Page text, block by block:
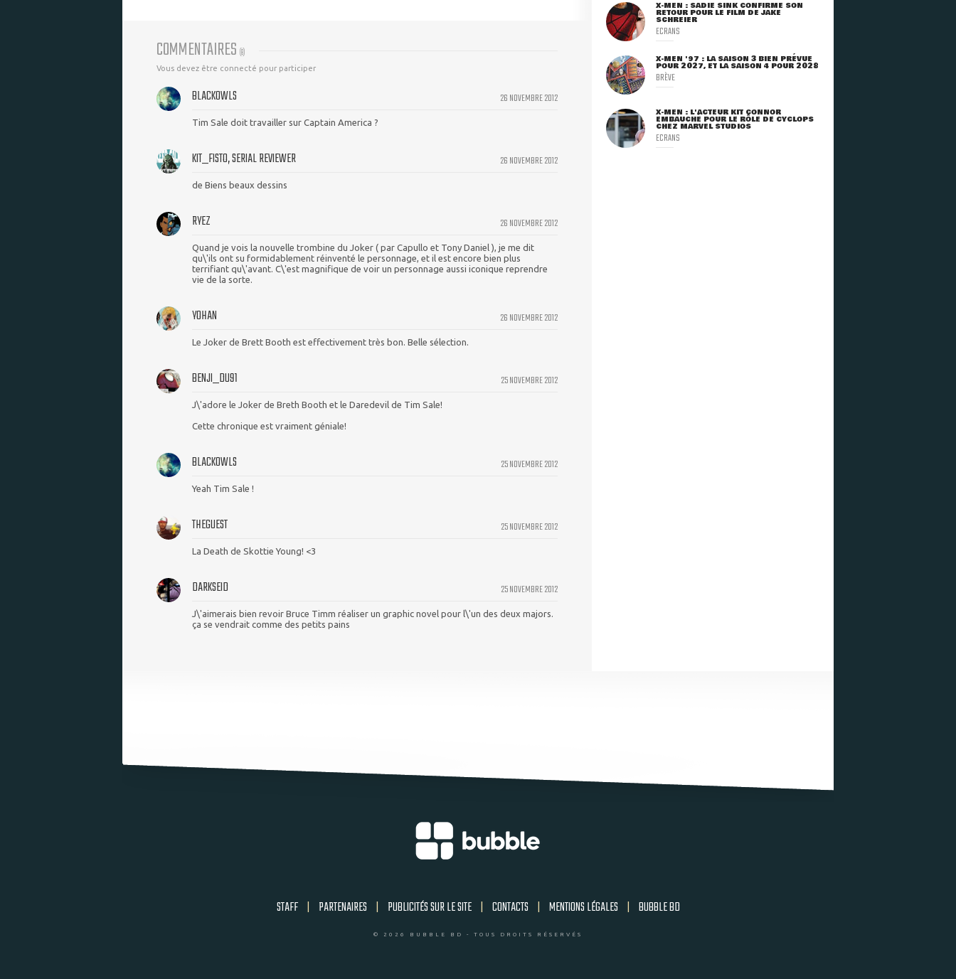
COMMENTAIRES (8)
Vous devez être connecté pour participer
26 NOVEMBRE 2012
BLACKOWLS
Tim Sale doit travailler sur Captain America ?
26 NOVEMBRE 2012
KIT_FISTO, SERIAL REVIEWER
de Biens beaux dessins
26 NOVEMBRE 2012
RYEZ
Quand je vois la nouvelle trombine du Joker ( par Capullo et Tony Daniel ), je me dit
qu\'ils ont su formidablement réinventé le personnage, et il est encore bien plus
terrifiant qu\'avant. C\'est magnifique de voir un personnage aussi iconique reprendre
vie de la sorte.
26 NOVEMBRE 2012
YOHAN
Le Joker de Brett Booth est effectivement très bon. Belle sélection.
25 NOVEMBRE 2012
BENJI_DU91
J\'adore le Joker de Breth Booth et le Daredevil de Tim Sale!
Cette chronique est vraiment géniale!
25 NOVEMBRE 2012
BLACKOWLS
Yeah Tim Sale !
25 NOVEMBRE 2012
THEGUEST
La Death de Skottie Young! <3
25 NOVEMBRE 2012
DARKSEID
J\'aimerais bien revoir Bruce Timm réaliser un graphic novel pour l\'un des deux majors.
ça se vendrait comme des petits pains
X-MEN : SADIE SINK CONFIRME SON
RETOUR POUR LE FILM DE JAKE
SCHREIER
ECRANS
X-MEN '97 : LA SAISON 3 BIEN PRÉVUE
POUR 2027, ET LA SAISON 4 POUR 2028
BRÈVE
X-MEN : L'ACTEUR KIT CONNOR
EMBAUCHÉ POUR LE RÔLE DE CYCLOPS
CHEZ MARVEL STUDIOS
ECRANS
STAFF | PARTENAIRES | PUBLICITÉS SUR LE SITE | CONTACTS | MENTIONS LÉGALES | BUBBLE BD
© 2026 BUBBLE BD - TOUS DROITS RÉSERVÉS